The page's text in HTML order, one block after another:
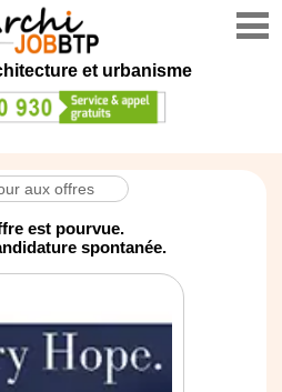
et urbanisme
aux offres
est pourvue.
spontanée.